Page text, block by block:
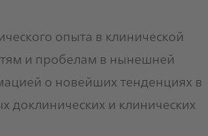
опыта в клинической
и пробелам в нынешней
о новейших тенденциях в
доклинических и клинических